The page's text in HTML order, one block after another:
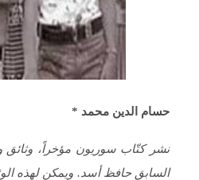
حسام الدين محمد *
نشر كتّاب سوريون مؤخراً، وثائق
السابق حافظ أسد. ويمكن لهذه